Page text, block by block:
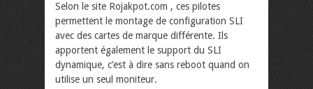
Selon le site Rojakpot.com , ces pilotes
permettent le montage de configuration SLI
avec des cartes de marque différente. Ils
apportent également le support du SLI
dynamique, c’est à dire sans reboot quand on
utilise un seul moniteur.